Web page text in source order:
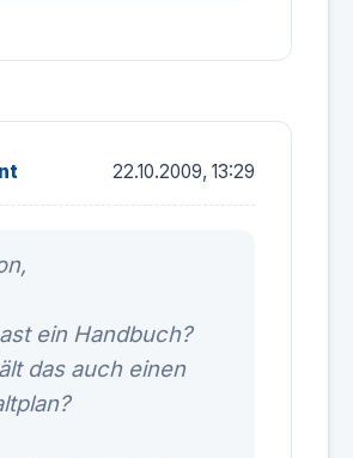
22.10.2009, 13:29
ein Handbuch?
das auch einen